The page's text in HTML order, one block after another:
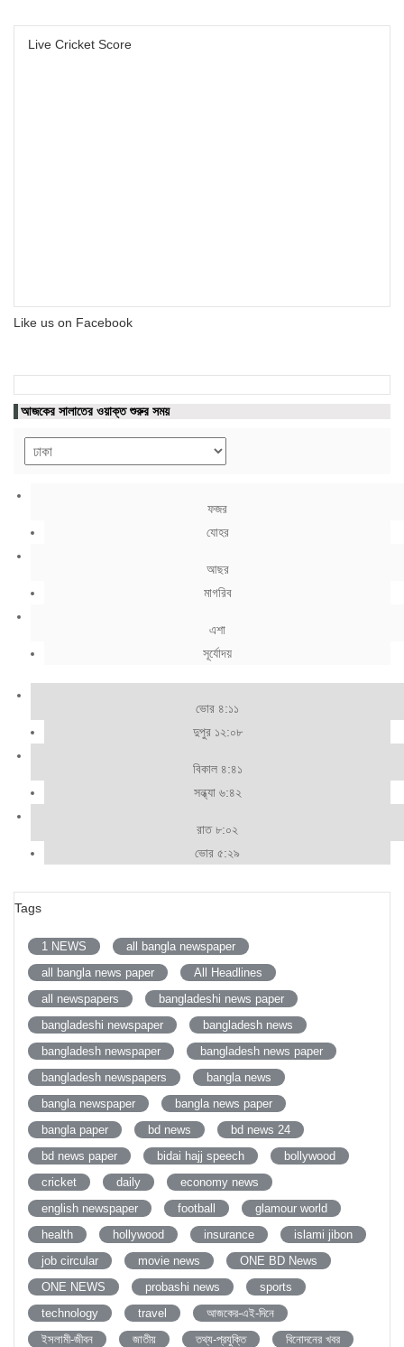
Live Cricket Score
Like us on Facebook
আজকের সালাতের ওয়াক্ত শুরুর সময়
ফজর
যোহর
আছর
মাগরিব
এশা
সূর্যোদয়
ভোর ৪:১১
দুপুর ১২:০৮
বিকাল ৪:৪১
সন্ধ্যা ৬:৪২
রাত ৮:০২
ভোর ৫:২৯
Tags
1 NEWS
all bangla newspaper
all bangla news paper
All Headlines
all newspapers
bangladeshi news paper
bangladeshi newspaper
bangladesh news
bangladesh newspaper
bangladesh news paper
bangladesh newspapers
bangla news
bangla newspaper
bangla news paper
bangla paper
bd news
bd news 24
bd news paper
bidai hajj speech
bollywood
cricket
daily
economy news
english newspaper
football
glamour world
health
hollywood insurance
islami jibon
job circular
movie news
ONE BD News
ONE NEWS
probashi news
sports
technology
travel
আজকের-এই-দিনে
ইসলামী-জীবন
জাতীয় তথ্য-প্রযুক্তি
বিনোদনের খবর